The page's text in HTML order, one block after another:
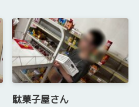
駄菓子屋さん